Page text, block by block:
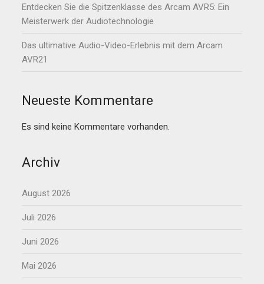
Entdecken Sie die Spitzenklasse des Arcam AVR5: Ein
Meisterwerk der Audiotechnologie
Das ultimative Audio-Video-Erlebnis mit dem Arcam
AVR21
Neueste Kommentare
Es sind keine Kommentare vorhanden.
Archiv
August 2026
Juli 2026
Juni 2026
Mai 2026